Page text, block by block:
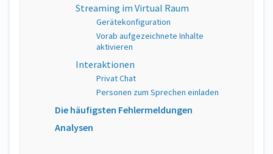
Streaming im Virtual Raum
Gerätekonfiguration
Vorab aufgezeichnete Inhalte
aktivieren
Interaktionen
Privat Chat
Personen zum Sprechen einladen
Die häufigsten Fehlermeldungen
Analysen